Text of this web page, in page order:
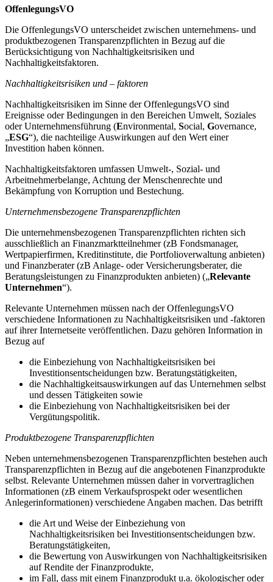
OffenlegungsVO
Die OffenlegungsVO unterscheidet zwischen unternehmens- und
produktbezogenen Transparenzpflichten in Bezug auf die
Berücksichtigung von Nachhaltigkeitsrisiken und
Nachhaltigkeitsfaktoren.
Nachhaltigkeitsrisiken und – faktoren
Nachhaltigkeitsrisiken im Sinne der OffenlegungsVO sind
Ereignisse oder Bedingungen in den Bereichen Umwelt, Soziales
oder Unternehmensführung (Environmental, Social, Governance,
„ESG“), die nachteilige Auswirkungen auf den Wert einer
Investition haben können.
Nachhaltigkeitsfaktoren umfassen Umwelt-, Sozial- und
Arbeitnehmerbelange, Achtung der Menschenrechte und
Bekämpfung von Korruption und Bestechung.
Unternehmensbezogene Transparenzpflichten
Die unternehmensbezogenen Transparenzpflichten richten sich
ausschließlich an Finanzmarktteilnehmer (zB Fondsmanager,
Wertpapierfirmen, Kreditinstitute, die Portfolioverwaltung anbieten)
und Finanzberater (zB Anlage- oder Versicherungsberater, die
Beratungsleistungen zu Finanzprodukten anbieten) („Relevante
Unternehmen“).
Relevante Unternehmen müssen nach der OffenlegungsVO
verschiedene Informationen zu Nachhaltigkeitsrisiken und -faktoren
auf ihrer Internetseite veröffentlichen. Dazu gehören Information in
Bezug auf
die Einbeziehung von Nachhaltigkeitsrisiken bei
Investitionsentscheidungen bzw. Beratungstätigkeiten,
die Nachhaltigkeitsauswirkungen auf das Unternehmen selbst
und dessen Tätigkeiten sowie
die Einbeziehung von Nachhaltigkeitsrisiken bei der
Vergütungspolitik.
Produktbezogene Transparenzpflichten
Neben unternehmensbezogenen Transparenzpflichten bestehen auch
Transparenzpflichten in Bezug auf die angebotenen Finanzprodukte
selbst. Relevante Unternehmen müssen daher in vorvertraglichen
Informationen (zB einem Verkaufsprospekt oder wesentlichen
Anlegerinformationen) verschiedene Angaben machen. Das betrifft
die Art und Weise der Einbeziehung von
Nachhaltigkeitsrisiken bei Investitionsentscheidungen bzw.
Beratungstätigkeiten,
die Bewertung von Auswirkungen von Nachhaltigkeitsrisiken
auf Rendite der Finanzprodukte,
im Fall, dass mit einem Finanzprodukt u.a. ökologischer oder